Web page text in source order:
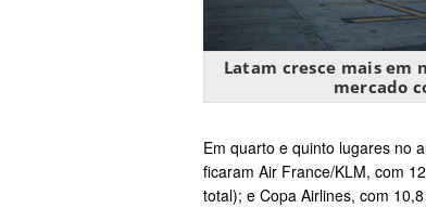
Latam cresce mais em
mercado
Em quarto e quinto lugares no
ficaram Air France/KLM, com
total); e Copa Airlines, com